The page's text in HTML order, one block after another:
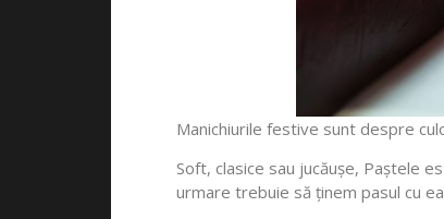
Manichiurile festive sunt despre
Soft, clasice sau jucăușe, Paștele
urmare trebuie să ținem pasul cu